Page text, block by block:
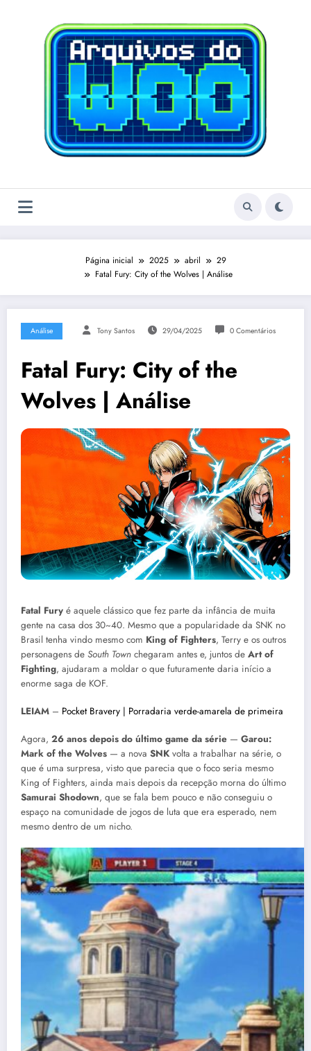
Página inicial 2025 abril
29
Fatal Fury: City of the Wolves | Análise
Análise Tony Santos 29/04/2025 0 Comentários
Fatal Fury: City of the
Wolves | Análise
Fatal Fury é aquele clássico que fez parte da infância de muita
gente na casa dos 30~40. Mesmo que a popularidade da SNK no
Brasil tenha vindo mesmo com King of Fighters, Terry e os outros
personagens de South Town chegaram antes e, juntos de Art of
Fighting, ajudaram a moldar o que futuramente daria início a
enorme saga de KOF.
LEIAM – Pocket Bravery | Porradaria verde-amarela de primeira
Agora, 26 anos depois do último game da série — Garou:
Mark of the Wolves — a nova SNK volta a trabalhar na série, o
que é uma surpresa, visto que parecia que o foco seria mesmo
King of Fighters, ainda mais depois da recepção morna do último
Samurai Shodown, que se fala bem pouco e não conseguiu o
espaço na comunidade de jogos de luta que era esperado, nem
mesmo dentro de um nicho.